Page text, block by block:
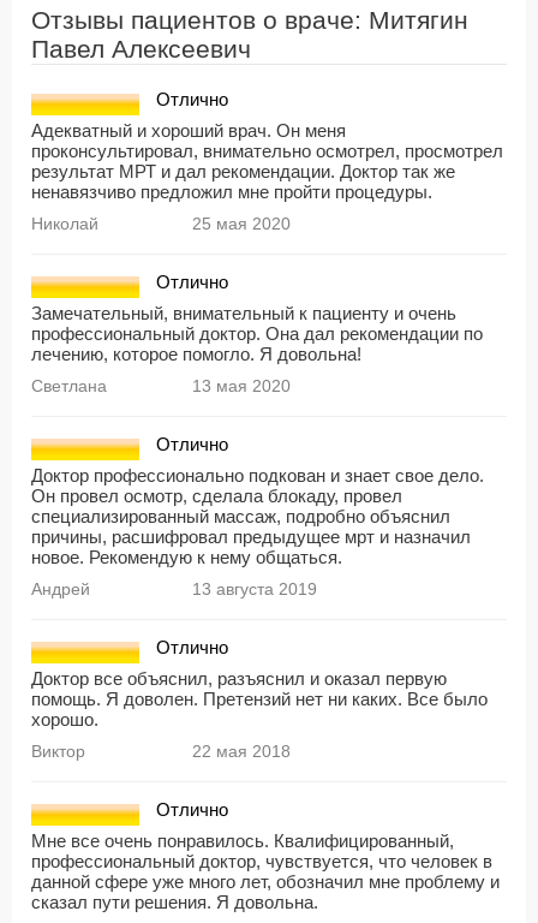
Отзывы пациентов о враче: Митягин
Павел Алексеевич
Отлично
Адекватный и хороший врач. Он меня
проконсультировал, внимательно осмотрел, просмотрел
результат МРТ и дал рекомендации. Доктор так же
ненавязчиво предложил мне пройти процедуры.
Николай 25 мая 2020
Отлично
Замечательный, внимательный к пациенту и очень
профессиональный доктор. Она дал рекомендации по
лечению, которое помогло. Я довольна!
Светлана 13 мая 2020
Отлично
Доктор профессионально подкован и знает свое дело.
Он провел осмотр, сделала блокаду, провел
специализированный массаж, подробно объяснил
причины, расшифровал предыдущее мрт и назначил
новое. Рекомендую к нему общаться.
Андрей 13 августа 2019
Отлично
Доктор все объяснил, разъяснил и оказал первую
помощь. Я доволен. Претензий нет ни каких. Все было
хорошо.
Виктор 22 мая 2018
Отлично
Мне все очень понравилось. Квалифицированный,
профессиональный доктор, чувствуется, что человек в
данной сфере уже много лет, обозначил мне проблему и
сказал пути решения. Я довольна.